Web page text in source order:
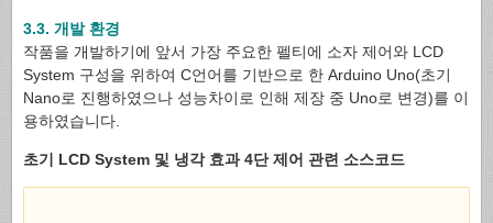
3.3. 개발 환경
작품을 개발하기에 앞서 가장 주요한 펠티에 소자 제어와 LCD
System 구성을 위하여 C언어를 기반으로 한 Arduino Uno(초기
Nano로 진행하였으나 성능차이로 인해 제장 중 Uno로 변경)를 이
용하였습니다.
초기 LCD System 및 냉각 효과 4단 제어 관련 소스코드